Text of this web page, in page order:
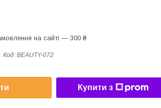
на сайті — 300 ₴
Код: BEAUTY-072
Купити з